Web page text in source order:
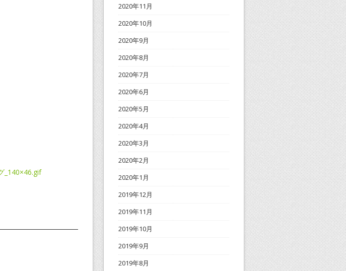
2020年11月
2020年10月
2020年9月
2020年8月
2020年7月
2020年6月
2020年5月
2020年4月
2020年3月
2020年2月
2020年1月
2019年12月
2019年11月
2019年10月
2019年9月
2019年8月